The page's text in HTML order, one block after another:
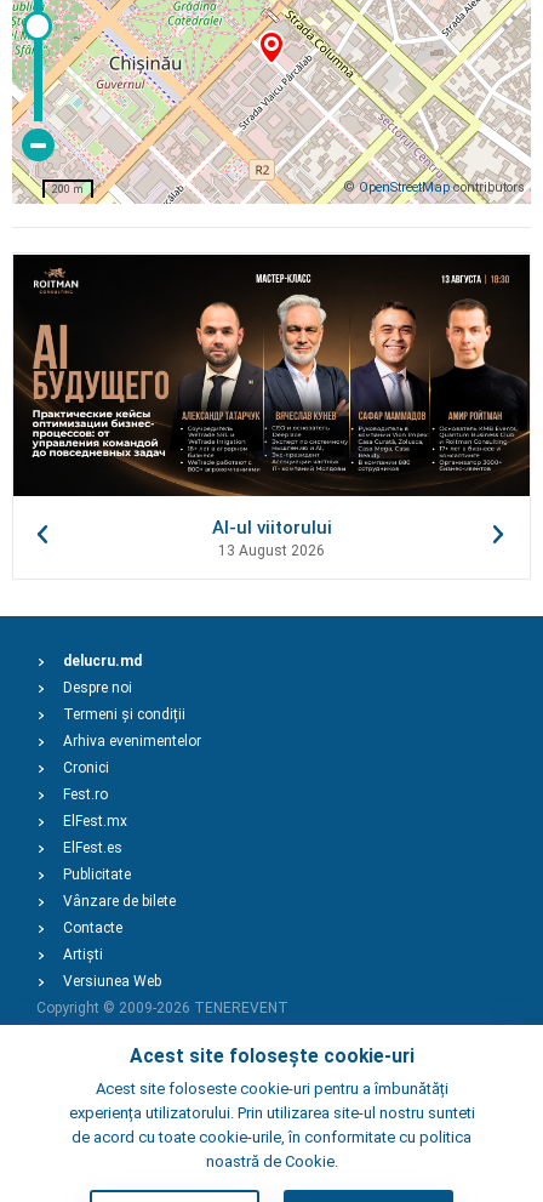
©OpenStreetMapcontributors
200 m
AI-ul viitorului
13 August 2026
Acest site folosește cookie-uri
Acest site foloseste cookie-uri pentru a îmbunătăți
experiența utilizatorului. Prin utilizarea site-ul nostru sunteti
de acord cu toate cookie-urile, în conformitate cu politica
noastră de Cookie.
delucru.md
Despre noi
Termeni și condiții
Arhiva evenimentelor
Cronici
Fest.ro
ElFest.mx
ElFest.es
Publicitate
Vânzare de bilete
Contacte
Artiști
Versiunea Web
Copyright © 2009-2026 TENEREVENT
Adaugă Eveniment
Adaugă Local